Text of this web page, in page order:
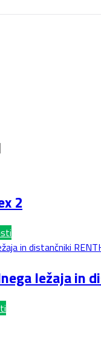
2
izdelek
več
različic.
ležaja in